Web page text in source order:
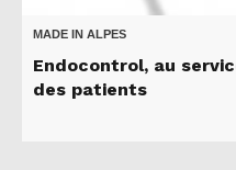
MADE IN ALPES
Endocontrol, au
des patients